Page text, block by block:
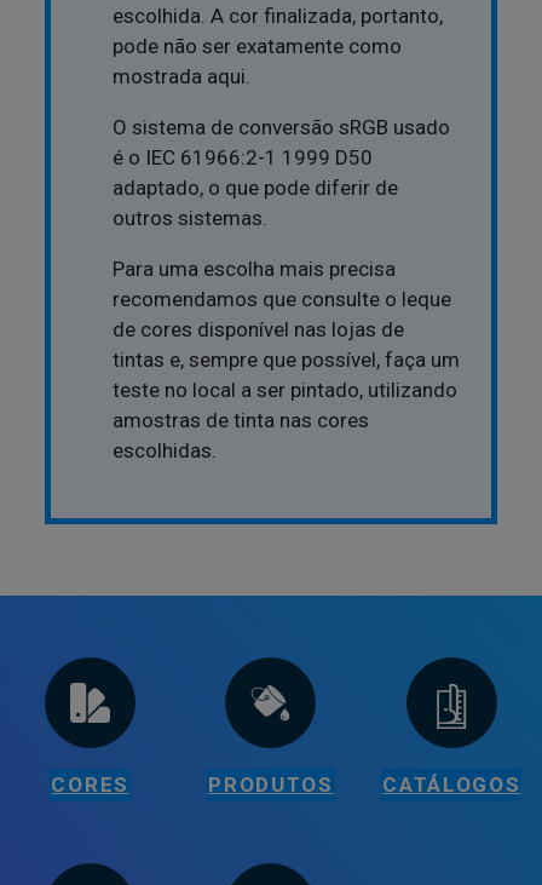
escolhida. A cor finalizada, portanto,
pode não ser exatamente como
mostrada aqui.
O sistema de conversão sRGB usado
é o IEC 61966:2-1 1999 D50
adaptado, o que pode diferir de
outros sistemas.
Para uma escolha mais precisa
recomendamos que consulte o leque
de cores disponível nas lojas de
tintas e, sempre que possível, faça um
teste no local a ser pintado, utilizando
amostras de tinta nas cores
escolhidas.
CORES PRODUTOS CATÁLOGOS